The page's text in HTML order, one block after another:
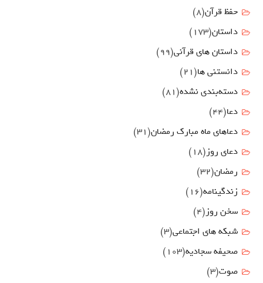
حفظ قرآن(8)
داستان(173)
داستان های قرآنی(99)
دانستنی ها(21)
دسته‌بندی نشده(81)
دعا(44)
دعاهای ماه مبارک رمضان(31)
دعای روز (18)
رمضان(32)
زندگینامه(16)
سخن روز (4)
شبکه های اجتماعی(3)
صحیفه سجادیه(103)
صوت(3)